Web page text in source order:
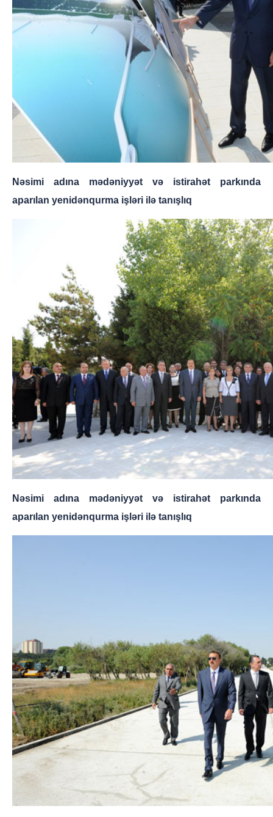
Nəsimi adına mədəniyyət və istirahət parkında
aparılan yenidənqurma işləri ilə tanışlıq
Nəsimi adına mədəniyyət və istirahət parkında
aparılan yenidənqurma işləri ilə tanışlıq